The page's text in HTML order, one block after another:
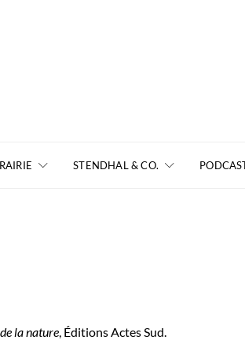
STENDHAL & CO.
la nature, Éditions Actes Sud.